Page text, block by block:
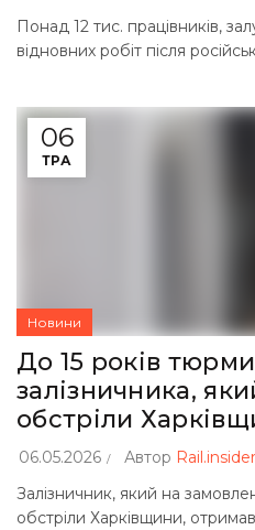
Понад 12 тис. працівників,
відновних робіт після
06
ТРА
Новини
До 15 років
залізничника,
обстріли
06.05.2026 Автор Rail.insider
Залізничник, який на
обстріли Харківщини, отримав